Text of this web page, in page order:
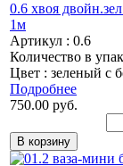
0.6 хвоя
1м
Артикул : 0.6
Количество в
Цвет : зеленый с
Подробнее
750.00 руб.